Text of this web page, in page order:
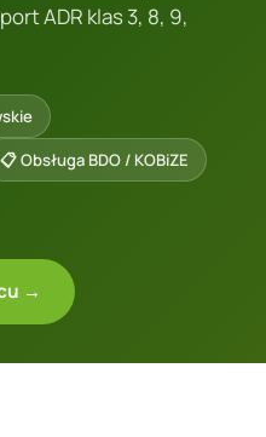
ADR klas 3, 8, 9,
📋 Obsługa BDO / KOBiZE
→